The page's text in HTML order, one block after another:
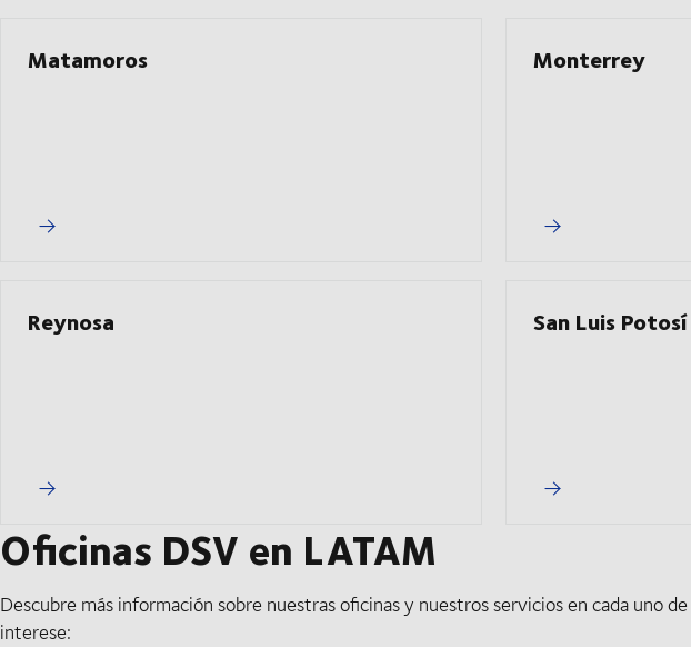
Matamoros Monterrey
Reynosa San Luis Potosí
Oficinas DSV en LATAM
Descubre más información sobre nuestras oficinas y nuestros servicios en cada uno
interese: